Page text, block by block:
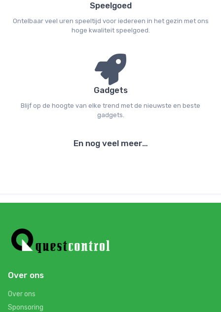
Speelgoed
Ontelbaar veel uren speeltijd voor iedereen in het gezin met ons
hoge kwaliteit speelgoed.
Gadgets
Blijf op de hoogte van elke trend met de nieuwste en beste
gadgets.
En nog veel meer…
Over ons
Over ons
Sponsoring